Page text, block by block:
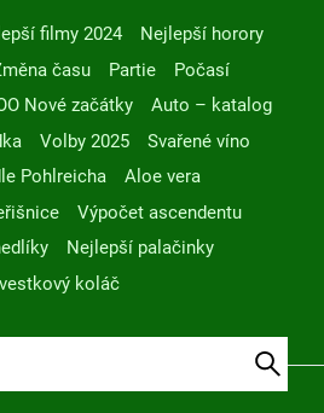
filmy 2024
Nejlepší horory
času Partie
Počasí
Nové začátky
Auto – katalog
Volby 2025
Svařené víno
Pohlreicha
Aloe vera
Výpočet ascendentu
Nejlepší palačinky
koláč